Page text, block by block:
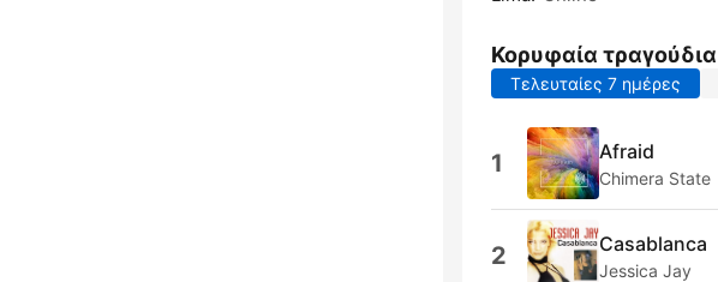
Κορυφαία τραγούδια
Τελευταίες 7 ημέρες
1 Afraid
Chimera State
2 Casablanca
Jessica Jay